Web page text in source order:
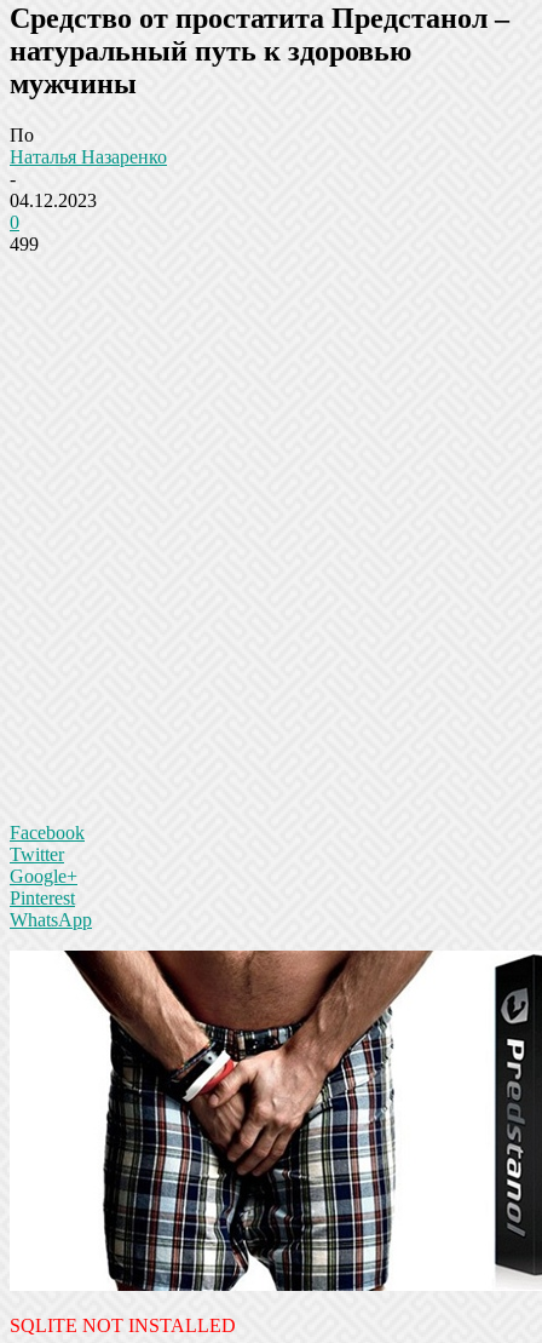
Средство от простатита Предстанол –
натуральный путь к здоровью
мужчины
По
Наталья Назаренко
-
04.12.2023
0
499
Facebook
Twitter
Google+
Pinterest
WhatsApp
SQLITE NOT INSTALLED